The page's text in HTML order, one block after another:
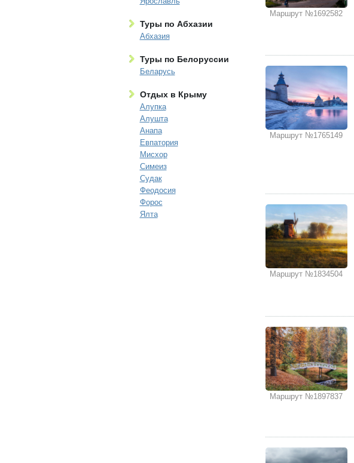
Туры по Абхазии
Абхазия
Туры по Белоруссии
Беларусь
Отдых в Крыму
Алупка
Алушта
Анапа
Евпатория
Мисхор
Симеиз
Судак
Феодосия
Форос
Ялта
Маршрут №1692582
Маршрут №1765149
Маршрут №1834504
Маршрут №1897837